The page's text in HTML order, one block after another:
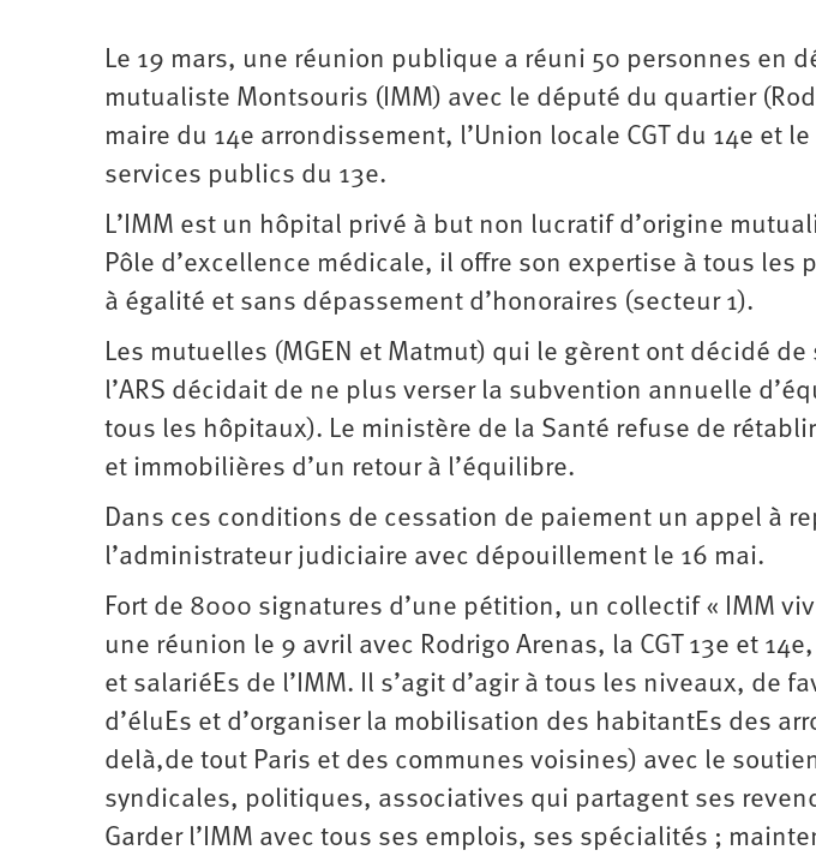
Le 19 mars, une réunion publique a réuni 50 personnes en
mutualiste Montsouris (IMM) avec le député du quartier
maire du 14e arrondissement, l’Union locale CGT du 14e et
services publics du 13e.
L’IMM est un hôpital privé à but non lucratif d’origine
Pôle d’excellence médicale, il offre son expertise à tous les
à égalité et sans dépassement d’honoraires (secteur 1).
Les mutuelles (MGEN et Matmut) qui le gèrent ont décidé
l’ARS décidait de ne plus verser la subvention annuelle
tous les hôpitaux). Le ministère de la Santé refuse de
et immobilières d’un retour à l’équilibre.
Dans ces conditions de cessation de paiement un appel à
l’administrateur judiciaire avec dépouillement le 16 mai.
Fort de 8000 signatures d’une pétition, un collectif « IMM
une réunion le 9 avril avec Rodrigo Arenas, la CGT 13e et
et salariéEs de l’IMM. Il s’agit d’agir à tous les niveaux, de
d’éluEs et d’organiser la mobilisation des habitantEs des
delà,de tout Paris et des communes voisines) avec le
syndicales, politiques, associatives qui partagent ses
Garder l’IMM avec tous ses emplois, ses spécialités ;